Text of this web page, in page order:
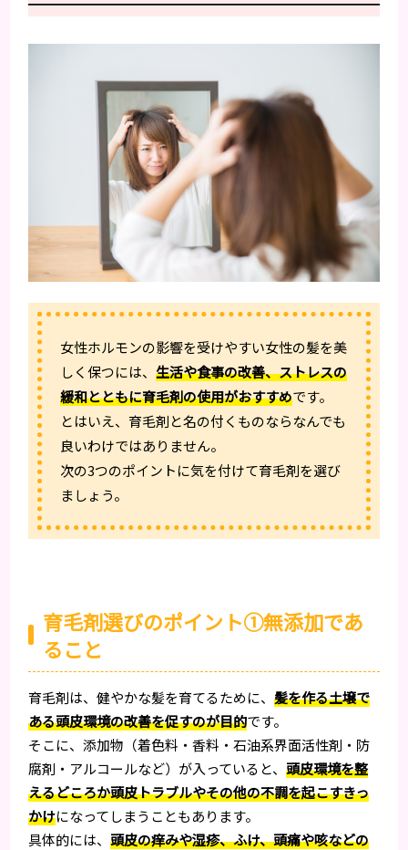
女性ホルモンの影響を受けやすい女性の髪を美
しく保つには、生活や食事の改善、ストレスの
緩和とともに育毛剤の使用がおすすめです。
とはいえ、育毛剤と名の付くものならなんでも
良いわけではありません。
次の3つのポイントに気を付けて育毛剤を選び
ましょう。
育毛剤選びのポイント①無添加であ
ること
育毛剤は、健やかな髪を育てるために、髪を作る土壌で
ある頭皮環境の改善を促すのが目的です。
そこに、添加物（着色料・香料・石油系界面活性剤・防
腐剤・アルコールなど）が入っていると、頭皮環境を整
えるどころか頭皮トラブルやその他の不調を起こすきっ
かけになってしまうこともあります。
具体的には、頭皮の痒みや湿疹、ふけ、頭痛や咳などの